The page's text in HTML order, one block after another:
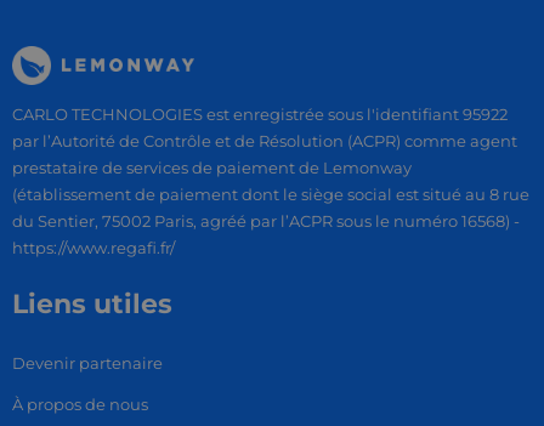
CARLO TECHNOLOGIES est enregistrée sous l'identifiant 95922
par l’Autorité de Contrôle et de Résolution (ACPR) comme agent
prestataire de services de paiement de Lemonway
(établissement de paiement dont le siège social est situé au 8 rue
du Sentier, 75002 Paris, agréé par l’ACPR sous le numéro 16568) -
https://www.regafi.fr/
Liens utiles
Devenir partenaire
À propos de nous